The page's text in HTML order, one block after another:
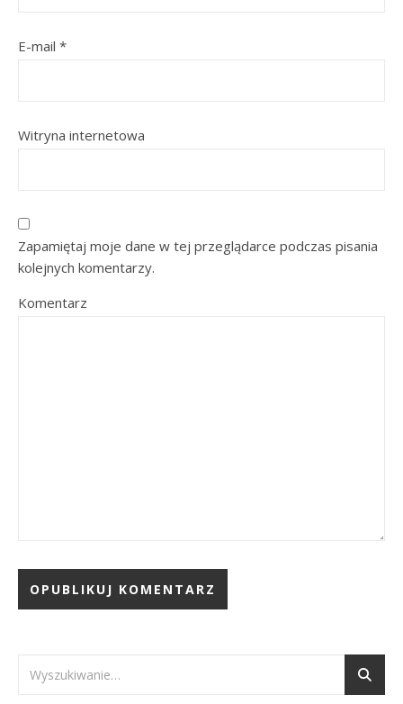
E-mail *
Witryna internetowa
Zapamiętaj moje dane w tej przeglądarce podczas pisania
kolejnych komentarzy.
Komentarz